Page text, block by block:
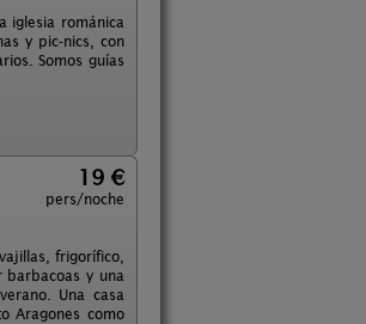
iglesia románica
y pic-nics, con
Somos guías
19 €
pers/noche
frigorífico,
barbacoas y una
Una casa
Aragones como